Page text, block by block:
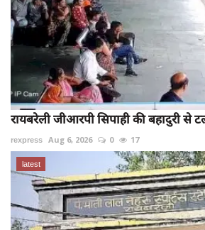
रायबरेली जीआरपी सिपाही की बहादुरी से
rexpress Aug 6, 2026 0 17
latest